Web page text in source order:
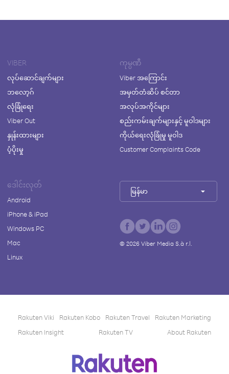
VIBER
လုပ်ဆောင်ချက်များ
ဘလော့ဂ်
လုံခြုံရေး
Viber Out
နှုန်းထားများ
ပံ့ပိုးမှု
ကုမ္ပဏီ
Viber အကြောင်း
အမှတ်တံဆိပ် စင်တာ
အလုပ်အကိုင်များ
စည်းကမ်းချက်များနှင့် မူဝါဒများ
ကိုယ်ရေးလုံခြုံမှု မူဝါဒ
Customer Complaints Code
ဒေါင်းလုတ်
Android
iPhone & iPad
Windows PC
Mac
Linux
မြန်မာ
© 2026Viber Media S.à r.l.
Rakuten Viki Rakuten Kobo Rakuten Travel
Rakuten Marketing
Rakuten Insight
Rakuten TV About Rakuten